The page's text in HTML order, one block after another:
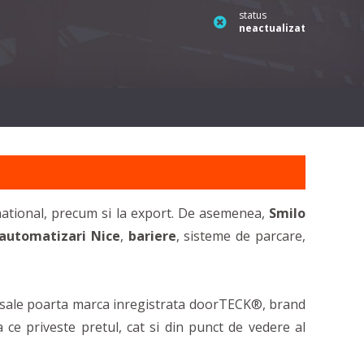
status
neactualizat
precum si la export. De asemenea, Smilo
Nice, bariere, sisteme de parcare,
poarta marca inregistrata doorTECK®, brand
priveste pretul, cat si din punct de vedere al